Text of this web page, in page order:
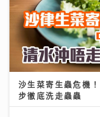
沙生菜寄生蟲危機
步徹底洗走蟲蟲